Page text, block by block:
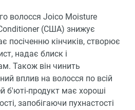
волосся Joico Moisture
(США) знижує
посіченню кінчиків, створює
надає блиск і
Також він чинить
вплив на волосся по всій
б'юті-продукт має хороші
запобігаючи пухнастості